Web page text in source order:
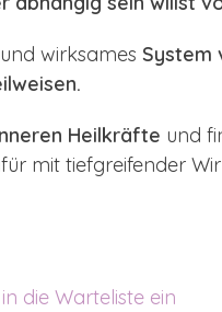
wirksames System
Heilkräfte und
mit tiefgreifender
die Warteliste ein